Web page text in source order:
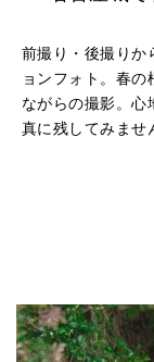
前撮り・後撮りか
ョンフォト。春
ながらの撮影。心
真に残してみませ